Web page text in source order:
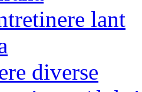
lant
diverse